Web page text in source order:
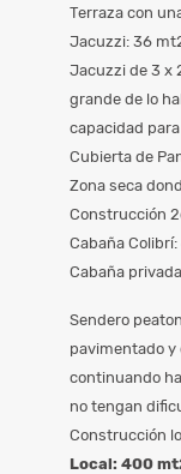
Terraza con
Jacuzzi: 36
Jacuzzi de 3 x
grande de lo
capacidad
Cubierta de
Zona seca
Construcción
Cabaña
Cabaña
Sendero
pavimentado y
continuando
no tengan
Construcción
Local: 400